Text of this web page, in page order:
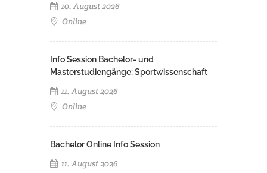
10. August 2026
Online
Info Session Bachelor- und
Masterstudiengänge: Sportwissenschaft
11. August 2026
Online
Bachelor Online Info Session
11. August 2026